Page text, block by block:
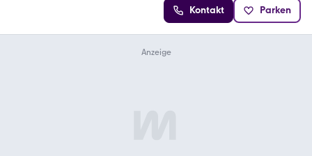
Kontakt Parken